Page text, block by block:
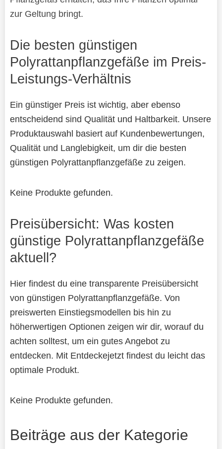
zur Geltung bringt.
Die besten günstigen
Polyrattanpflanzgefäße im Preis-
Leistungs-Verhältnis
Ein günstiger Preis ist wichtig, aber ebenso
entscheidend sind Qualität und Haltbarkeit. Unsere
Produktauswahl basiert auf Kundenbewertungen,
Qualität und Langlebigkeit, um dir die besten
günstigen Polyrattanpflanzgefäße zu zeigen.
Keine Produkte gefunden.
Preisübersicht: Was kosten
günstige Polyrattanpflanzgefäße
aktuell?
Hier findest du eine transparente Preisübersicht
von günstigen Polyrattanpflanzgefäße. Von
preiswerten Einstiegsmodellen bis hin zu
höherwertigen Optionen zeigen wir dir, worauf du
achten solltest, um ein gutes Angebot zu
entdecken. Mit Entdeckejetzt findest du leicht das
optimale Produkt.
Keine Produkte gefunden.
Beiträge aus der Kategorie